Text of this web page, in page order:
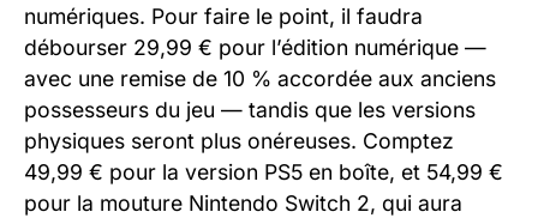
numériques. Pour faire le point, il faudra
débourser 29,99 € pour l’édition numérique —
avec une remise de 10 % accordée aux anciens
possesseurs du jeu — tandis que les versions
physiques seront plus onéreuses. Comptez
49,99 € pour la version PS5 en boîte, et 54,99 €
pour la mouture Nintendo Switch 2, qui aura